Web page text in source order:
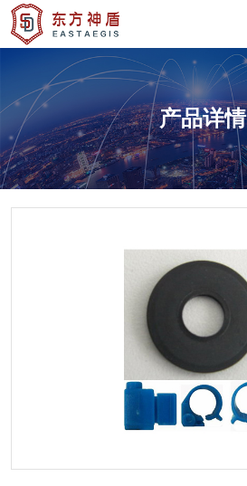
产品详情
产品详情